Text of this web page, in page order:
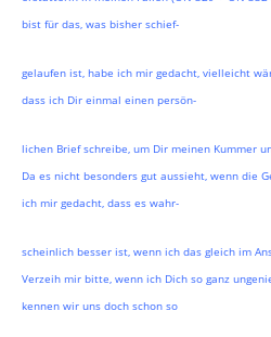
bist für das, was bisher schief-
gelaufen ist, habe ich mir gedacht, vielleicht
dass ich Dir einmal einen persön-
lichen Brief schreibe, um Dir meinen Kummer
Da es nicht besonders gut aussieht, wenn die
ich mir gedacht, dass es wahr-
scheinlich besser ist, wenn ich das gleich im
Verzeih mir bitte, wenn ich Dich so ganz
kennen wir uns doch schon so